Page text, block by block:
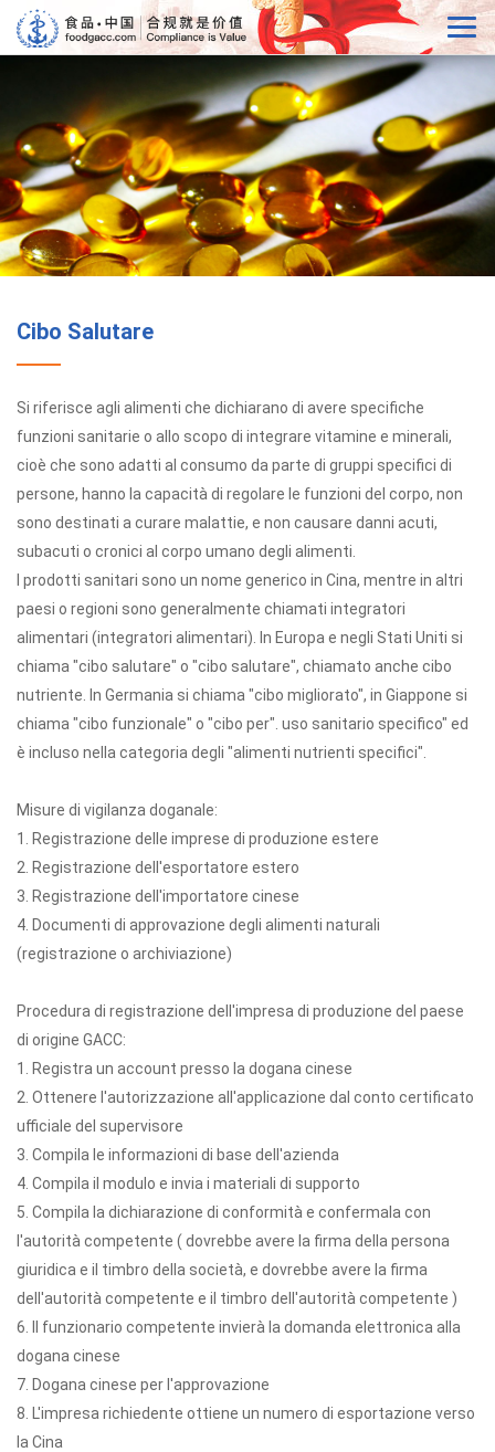
Cibo Salutare
Si riferisce agli alimenti che dichiarano di avere specifiche
funzioni sanitarie o allo scopo di integrare vitamine e minerali,
cioè che sono adatti al consumo da parte di gruppi specifici di
persone, hanno la capacità di regolare le funzioni del corpo, non
sono destinati a curare malattie, e non causare danni acuti,
subacuti o cronici al corpo umano degli alimenti.
I prodotti sanitari sono un nome generico in Cina, mentre in altri
paesi o regioni sono generalmente chiamati integratori
alimentari (integratori alimentari). In Europa e negli Stati Uniti si
chiama "cibo salutare" o "cibo salutare", chiamato anche cibo
nutriente. In Germania si chiama "cibo migliorato", in Giappone si
chiama "cibo funzionale" o "cibo per". uso sanitario specifico" ed
è incluso nella categoria degli "alimenti nutrienti specifici".
Misure di vigilanza doganale:
1. Registrazione delle imprese di produzione estere
2. Registrazione dell'esportatore estero
3. Registrazione dell'importatore cinese
4. Documenti di approvazione degli alimenti naturali
(registrazione o archiviazione)
Procedura di registrazione dell'impresa di produzione del paese
di origine GACC:
1. Registra un account presso la dogana cinese
2. Ottenere l'autorizzazione all'applicazione dal conto certificato
ufficiale del supervisore
3. Compila le informazioni di base dell'azienda
4. Compila il modulo e invia i materiali di supporto
5. Compila la dichiarazione di conformità e confermala con
l'autorità competente ( dovrebbe avere la firma della persona
giuridica e il timbro della società, e dovrebbe avere la firma
dell'autorità competente e il timbro dell'autorità competente )
6. Il funzionario competente invierà la domanda elettronica alla
dogana cinese
7. Dogana cinese per l'approvazione
8. L'impresa richiedente ottiene un numero di esportazione verso
la Cina